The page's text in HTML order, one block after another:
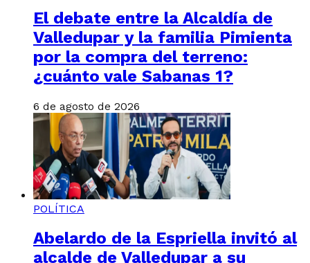
El debate entre la Alcaldía de
Valledupar y la familia Pimienta
por la compra del terreno:
¿cuánto vale Sabanas 1?
6 de agosto de 2026
POLÍTICA
Abelardo de la Espriella invitó al
alcalde de Valledupar a su